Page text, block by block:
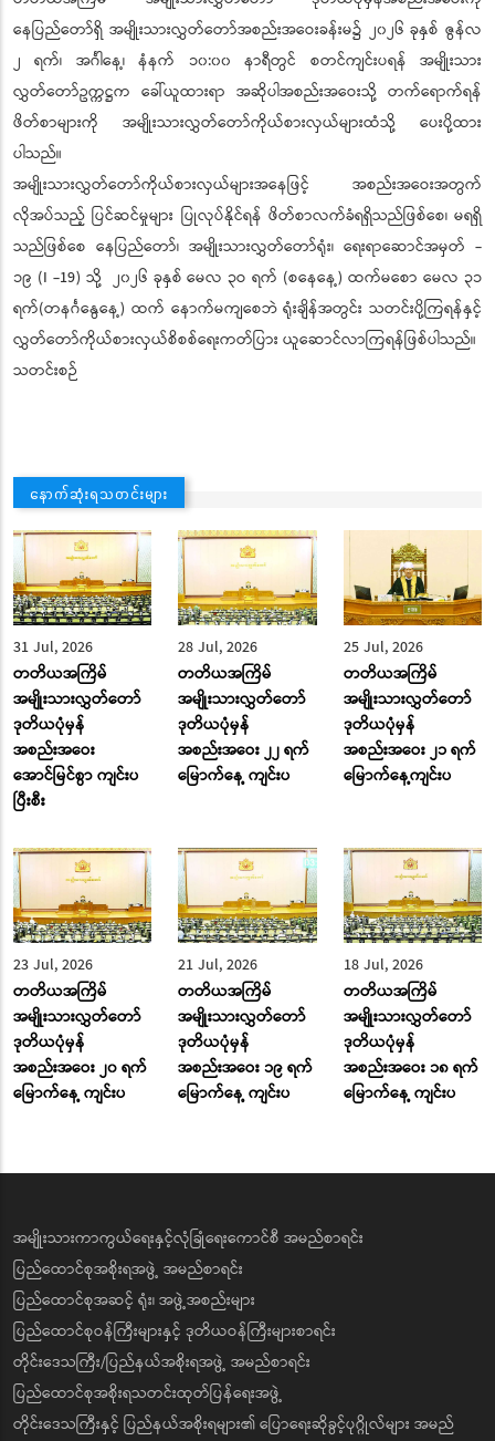
နေပြည်တော်ရှိ အမျိုးသားလွှတ်တော်အစည်းအဝေးခန်းမ၌ ၂၀၂၆ ခုနှစ် ဇွန်လ
၂ ရက်၊ အင်္ဂါနေ့၊ နံနက် ၁၀:၀၀ နာရီတွင် စတင်ကျင်းပရန် အမျိုးသား
လွှတ်တော်ဥက္ကဋ္ဌက ခေါ်ယူထားရာ အဆိုပါအစည်းအဝေးသို့ တက်ရောက်ရန်
ဖိတ်စာများကို အမျိုးသားလွှတ်တော်ကိုယ်စားလှယ်များထံသို့ ပေးပို့ထား
ပါသည်။
အမျိုးသားလွှတ်တော်ကိုယ်စားလှယ်များအနေဖြင့် အစည်းအဝေးအတွက်
လိုအပ်သည့် ပြင်ဆင်မှုများ ပြုလုပ်နိုင်ရန် ဖိတ်စာလက်ခံရရှိသည်ဖြစ်စေ၊ မရရှိ
သည်ဖြစ်စေ နေပြည်တော်၊ အမျိုးသားလွှတ်တော်ရုံး၊ ရေးရာဆောင်အမှတ် -
၁၉ (I -19) သို့ ၂၀၂၆ ခုနှစ် မေလ ၃ဝ ရက် (စနေနေ့) ထက်မစော မေလ ၃၁
ရက်(တနင်္ဂနွေနေ့) ထက် နောက်မကျစေဘဲ ရုံးချိန်အတွင်း သတင်းပို့ကြရန်နှင့်
လွှတ်တော်ကိုယ်စားလှယ်စိစစ်ရေးကတ်ပြား ယူဆောင်လာကြရန်ဖြစ်ပါသည်။
သတင်းစဉ်
နောက်ဆုံးရသတင်းများ
31 Jul, 2026
တတိယအကြိမ်
အမျိုးသားလွှတ်တော်
ဒုတိယပုံမှန်
အစည်းအဝေး
အောင်မြင်စွာ ကျင်းပ
ပြီးစီး
28 Jul, 2026
တတိယအကြိမ်
အမျိုးသားလွှတ်တော်
ဒုတိယပုံမှန်
အစည်းအဝေး ၂၂ ရက်
မြောက်နေ့ ကျင်းပ
25 Jul, 2026
တတိယအကြိမ်
အမျိုးသားလွှတ်တော်
ဒုတိယပုံမှန်
အစည်းအဝေး ၂၁ ရက်
မြောက်နေ့ကျင်းပ
23 Jul, 2026
တတိယအကြိမ်
အမျိုးသားလွှတ်တော်
ဒုတိယပုံမှန်
အစည်းအဝေး ၂၀ ရက်
မြောက်နေ့ ကျင်းပ
21 Jul, 2026
တတိယအကြိမ်
အမျိုးသားလွှတ်တော်
ဒုတိယပုံမှန်
အစည်းအဝေး ၁၉ ရက်
မြောက်နေ့ ကျင်းပ
18 Jul, 2026
တတိယအကြိမ်
အမျိုးသားလွှတ်တော်
ဒုတိယပုံမှန်
အစည်းအဝေး ၁၈ ရက်
မြောက်နေ့ ကျင်းပ
အမျိုးသားကာကွယ်ရေးနှင့်လုံခြုံရေးကောင်စီ အမည်စာရင်း
ပြည်ထောင်စုအစိုးရအဖွဲ့ အမည်စာရင်း
ပြည်ထောင်စုအဆင့် ရုံး၊ အဖွဲ့အစည်းများ
ပြည်ထောင်စုဝန်ကြီးများနှင့် ဒုတိယဝန်ကြီးများစာရင်း
တိုင်းဒေသကြီး/ပြည်နယ်အစိုးရအဖွဲ့ အမည်စာရင်း
ပြည်ထောင်စုအစိုးရသတင်းထုတ်ပြန်ရေးအဖွဲ့
တိုင်းဒေသကြီးနှင့် ပြည်နယ်အစိုးရများ၏ ပြောရေးဆိုခွင့်ပုဂ္ဂိုလ်များ အမည်